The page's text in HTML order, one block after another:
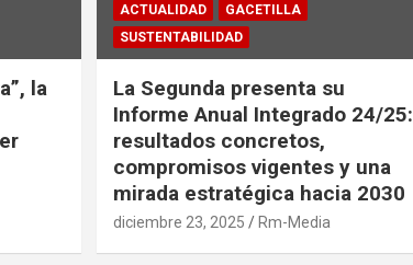
la
ACTUALIDAD
GACETILLA
SUSTENTABILIDAD
La Segunda presenta su
Informe Anual Integrado 24/25:
resultados concretos,
compromisos vigentes y una
mirada estratégica hacia 2030
diciembre 23, 2025 Rm-Media